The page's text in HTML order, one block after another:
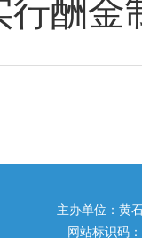
行酬金
主办单位：黄
网站标识码